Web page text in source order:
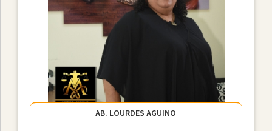
Internacional
Constitucional
Adolescencia
AB. LOURDES AGUINO